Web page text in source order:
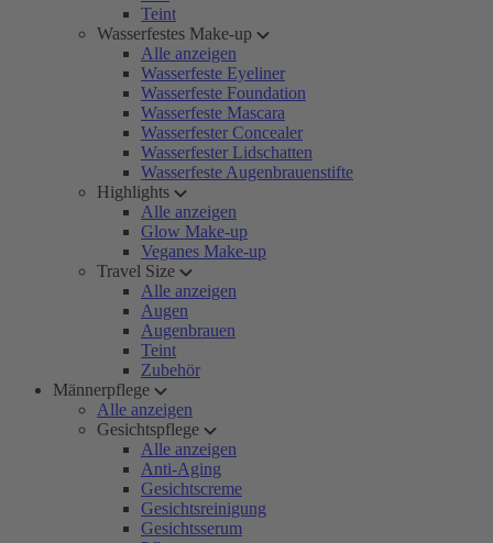
Teint
Wasserfestes Make-up
Alle anzeigen
Wasserfeste Eyeliner
Wasserfeste Foundation
Wasserfeste Mascara
Wasserfester Concealer
Wasserfester Lidschatten
Wasserfeste Augenbrauenstifte
Highlights
Alle anzeigen
Glow Make-up
Veganes Make-up
Travel Size
Alle anzeigen
Augen
Augenbrauen
Teint
Zubehör
Männerpflege
Alle anzeigen
Gesichtspflege
Alle anzeigen
Anti-Aging
Gesichtscreme
Gesichtsreinigung
Gesichtsserum